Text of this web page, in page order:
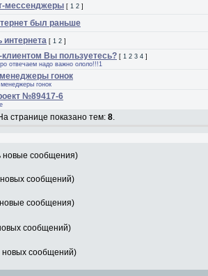
мессенджеры [ 1 2 ]
был раньше
интернета [ 1 2 ]
клиентом Вы пользуетесь? [ 1 2 3 4 ]
отвечаем надо важно ололо!!!1
гонок
гонок
№89417-6
странице показано тем: 8.
новые сообщения)
сообщений)
сообщения)
сообщений)
новых сообщений)